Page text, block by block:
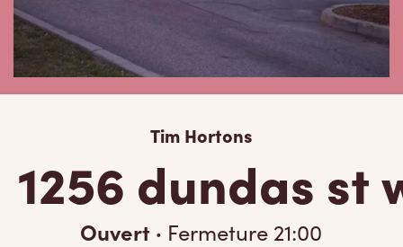
Tim Hortons
1256 dundas st
Ouvert · Fermeture 21:00